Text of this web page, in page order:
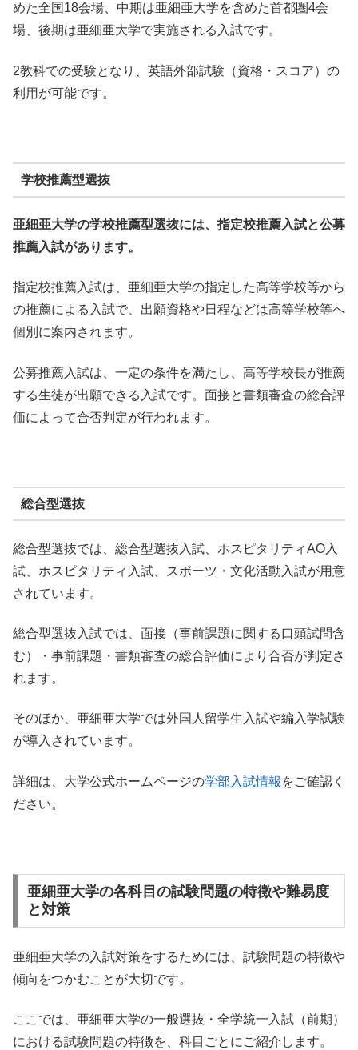
めた全国18会場、中期は亜細亜大学を含めた首都圏4会
場、後期は亜細亜大学で実施される入試です。
2教科での受験となり、英語外部試験（資格・スコア）の
利用が可能です。
学校推薦型選抜
亜細亜大学の学校推薦型選抜には、指定校推薦入試と公募
推薦入試があります。
指定校推薦入試は、亜細亜大学の指定した高等学校等から
の推薦による入試で、出願資格や日程などは高等学校等へ
個別に案内されます。
公募推薦入試は、一定の条件を満たし、高等学校長が推薦
する生徒が出願できる入試です。面接と書類審査の総合評
価によって合否判定が行われます。
総合型選抜
総合型選抜では、総合型選抜入試、ホスピタリティAO入
試、ホスピタリティ入試、スポーツ・文化活動入試が用意
されています。
総合型選抜入試では、面接（事前課題に関する口頭試問含
む）・事前課題・書類審査の総合評価により合否が判定さ
れます。
そのほか、亜細亜大学では外国人留学生入試や編入学試験
が導入されています。
詳細は、大学公式ホームページの学部入試情報 をご確認く
ださい。
亜細亜大学の各科目の試験問題の特徴や難易度
と対策
亜細亜大学の入試対策をするためには、試験問題の特徴や
傾向をつかむことが大切です。
ここでは、亜細亜大学の一般選抜・全学統一入試（前期）
における試験問題の特徴を、科目ごとにご紹介します。